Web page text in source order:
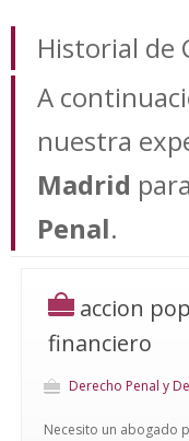
Historial de
A
nuestra
Madrid para
Penal.
accion
financiero
Derecho Penal y
Necesito un abogado